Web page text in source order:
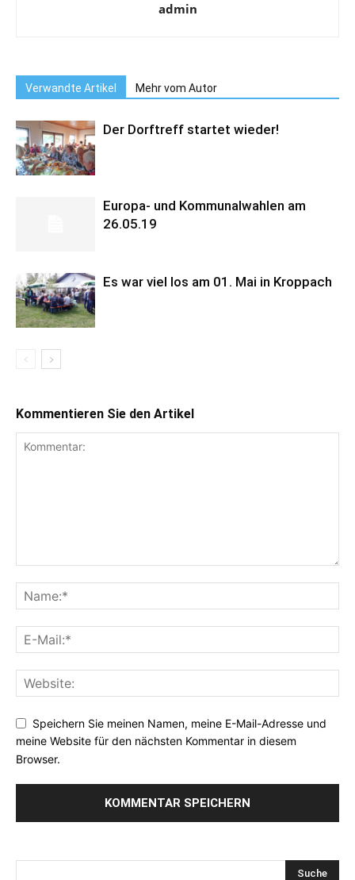
admin
Verwandte Artikel Mehr vom Autor
Der Dorftreff startet wieder!
Europa- und Kommunalwahlen am
26.05.19
Es war viel los am 01. Mai in Kroppach
Kommentieren Sie den Artikel
Speichern Sie meinen Namen, meine E-Mail-Adresse und
meine Website für den nächsten Kommentar in diesem
Browser.